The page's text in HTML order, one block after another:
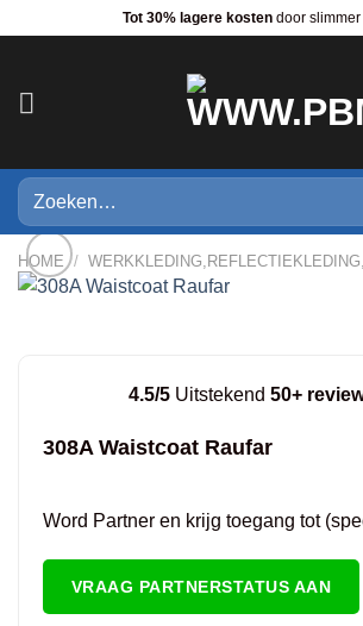
Tot 30% lagere kosten door
Zoeken
naar:
HOME /
4.5/5 Uitstekend 50+
308A Waistcoat Raufar
Word Partner en krijg toegang tot
VRAAG PARTNERSTATUS AAN